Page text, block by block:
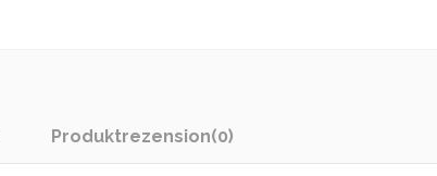
Produktrezension(0)